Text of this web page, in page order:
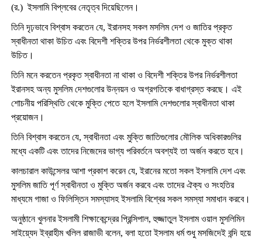
(র.) ইসলামি বিপ্লবের নেতৃত্ব দিয়েছিলেন।
তিনি দৃঢ়ভাবে বিশ্বাস করতেন যে, ইরানসহ সকল মসলিম দেশ ও জাতির প্রকৃত
স্বাধীনতা থাকা ‍উচিত এবং বিদেশী শক্তির উপর নির্ভরশীলতা থেকে মুক্ত থাকা
উচিত।
তিনি মনে করতেন প্রকৃত স্বাধীনতা না থাকা ও বিদেশী শক্তির উপর নির্ভরশীলতা
ইরানসহ অন্য মুসলিম দেশগুলোর উন্নয়ন ও অগ্রগতিকে বাধাগ্রস্ত করছে। এই
শোচনীয় পরিস্থিতি থেকে মুক্তি পেতে হলে ইসলামি দেশগুলোর স্বাধীনতা থাকা
প্রয়োজন।
তিনি বিশ্বাস করতেন যে, স্বাধীনতা এবং মুক্তি জাতিগুলোর মৌলিক অধিকারগুলির
মধ্যে একটি এবং তাদের নিজেদের ভাগ্য পরিবর্তনে অবশ্যই তা অর্জন করতে হবে।
কালচারাল কাউন্সেলর আশা প্রকাশ করেন যে, ইরানের মতো সকল ইসলামি দেশ এবং
মুসলিম জাতি পূর্ণ স্বাধীনতা ও মুক্তি অর্জন করবে এবং তাদের ঐক্য ও সংহতির
মাধ্যমে গাজা ও ফিলিস্তিন সমস্যাসহ ইসলামি বিশ্বের সকল সমস্যা সমাধান করবে।
অনুষ্ঠানে খুলনার ইসলামী শিক্ষাকেন্দ্রের প্রিন্সিপাল, হুজ্জাতুল ইসলাম ওয়াল মুসলিমিন
সাইয়্যেদ ইব্রাহীম খলিল রাজাভী বলেন, বলা হতো ইসলাম ধর্ম শুধু মসজিদেই বন্দি হয়ে